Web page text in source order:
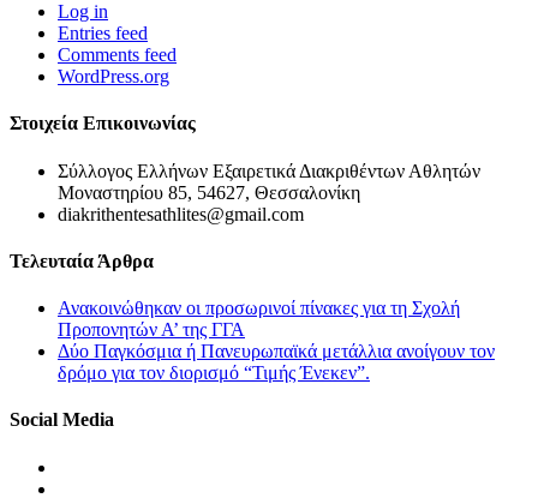
Log in
Entries feed
Comments feed
WordPress.org
Στοιχεία Επικοινωνίας
Σύλλογος Ελλήνων Εξαιρετικά Διακριθέντων Αθλητών
Μοναστηρίου 85, 54627, Θεσσαλονίκη
diakrithentesathlites@gmail.com
Τελευταία Άρθρα
Ανακοινώθηκαν οι προσωρινοί πίνακες για τη Σχολή
Προπονητών Α’ της ΓΓΑ
Δύο Παγκόσμια ή Πανευρωπαϊκά μετάλλια ανοίγουν τον
δρόμο για τον διορισμό “Τιμής Ένεκεν”.
Social Media